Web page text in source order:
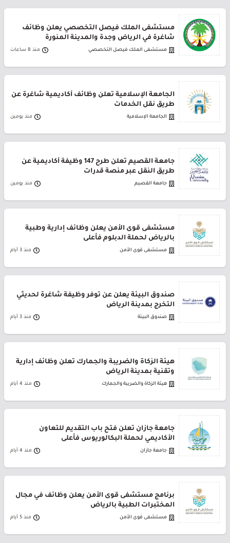
مستشفى الملك فيصل التخصصي يعلن وظائف
شاغرة في الرياض وجدة والمدينة المنورة
مستشفى الملك فيصل التخصصي منذ 8 ساعات
الجامعة الإسلامية تعلن وظائف أكاديمية شاغرة عن
طريق نقل الخدمات
الجامعة الإسلامية منذ يومين
جامعة القصيم تعلن طرح 147 وظيفة أكاديمية عن
طريق النقل عبر منصة قدرات
جامعة القصيم منذ يومين
مستشفى قوى الأمن يعلن وظائف إدارية وطبية
بالرياض لحملة الدبلوم فأعلى
مستشفى قوى الأمن منذ 3 أيام
صندوق البيئة يعلن عن توفر وظيفة شاغرة لحديثي
التخرج بمدينة الرياض
صندوق البيئة منذ 3 أيام
هيئة الزكاة والضريبة والجمارك تعلن وظائف إدارية
وتقنية بمدينة الرياض
هيئة الزكاة والضريبة والجمارك منذ 4 أيام
جامعة جازان تعلن فتح باب التقديم للتعاون
الأكاديمي لحملة البكالوريوس فأعلى
جامعة جازان منذ 4 أيام
برنامج مستشفى قوى الأمن يعلن وظائف في مجال
المختبرات الطبية بالرياض
مستشفى قوى الأمن منذ 5 أيام